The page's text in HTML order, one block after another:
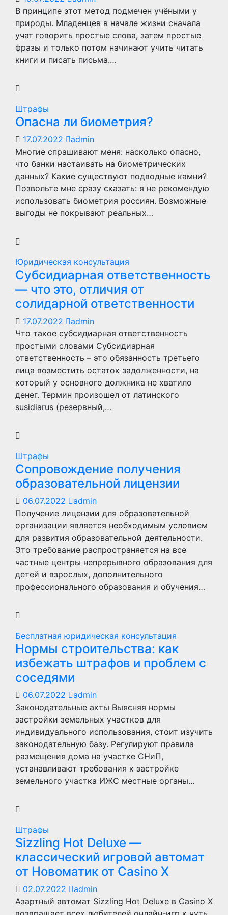
В принципе этот метод подмечен учёными у
природы. Младенцев в начале жизни сначала
учат говорить простые слова, затем простые
фразы и только потом начинают учить читать
книги и писать письма.…
Штрафы
Опасна ли биометрия?
17.07.2022
admin
Многие спрашивают меня: насколько опасно,
что банки настаивать на биометрических
данных? Какие существуют подводные камни?
Позвольте мне сразу сказать: я не рекомендую
использовать биометрия россиян. Возможные
выгоды не покрывают реальных…
Юридическая консультация
Субсидиарная ответственность
— что это, отличия от
солидарной ответственности
17.07.2022
admin
Что такое субсидиарная ответственность
простыми словами Субсидиарная
ответственность – это обязанность третьего
лица возместить остаток задолженности, на
который у основного должника не хватило
денег. Термин произошел от латинского
susidiarus (резервный,…
Штрафы
Сопровождение получения
образовательной лицензии
06.07.2022
admin
Получение лицензии для образовательной
организации является необходимым условием
для развития образовательной деятельности.
Это требование распространяется на все
частные центры непрерывного образования для
детей и взрослых, дополнительного
профессионального образования и обучения…
Бесплатная юридическая консультация
Нормы строительства: как
избежать штрафов и проблем с
соседями
06.07.2022
admin
Законодательные акты Выясняя нормы
застройки земельных участков для
индивидуального использования, стоит изучить
законодательную базу. Регулируют правила
размещения дома на участке СНиП,
устанавливают требования к застройке
земельного участка ИЖС местные органы…
Штрафы
Sizzling Hot Deluxe —
классический игровой автомат
от Новоматик от Casino X
02.07.2022
admin
Азартный автомат Sizzling Hot Deluxe в Casino X